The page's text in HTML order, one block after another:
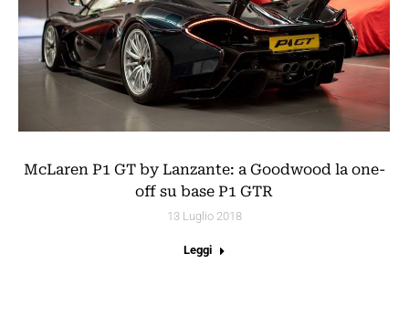
McLaren P1 GT by Lanzante: a Goodwood la one-
off su base P1 GTR
13 Luglio 2018
Leggi